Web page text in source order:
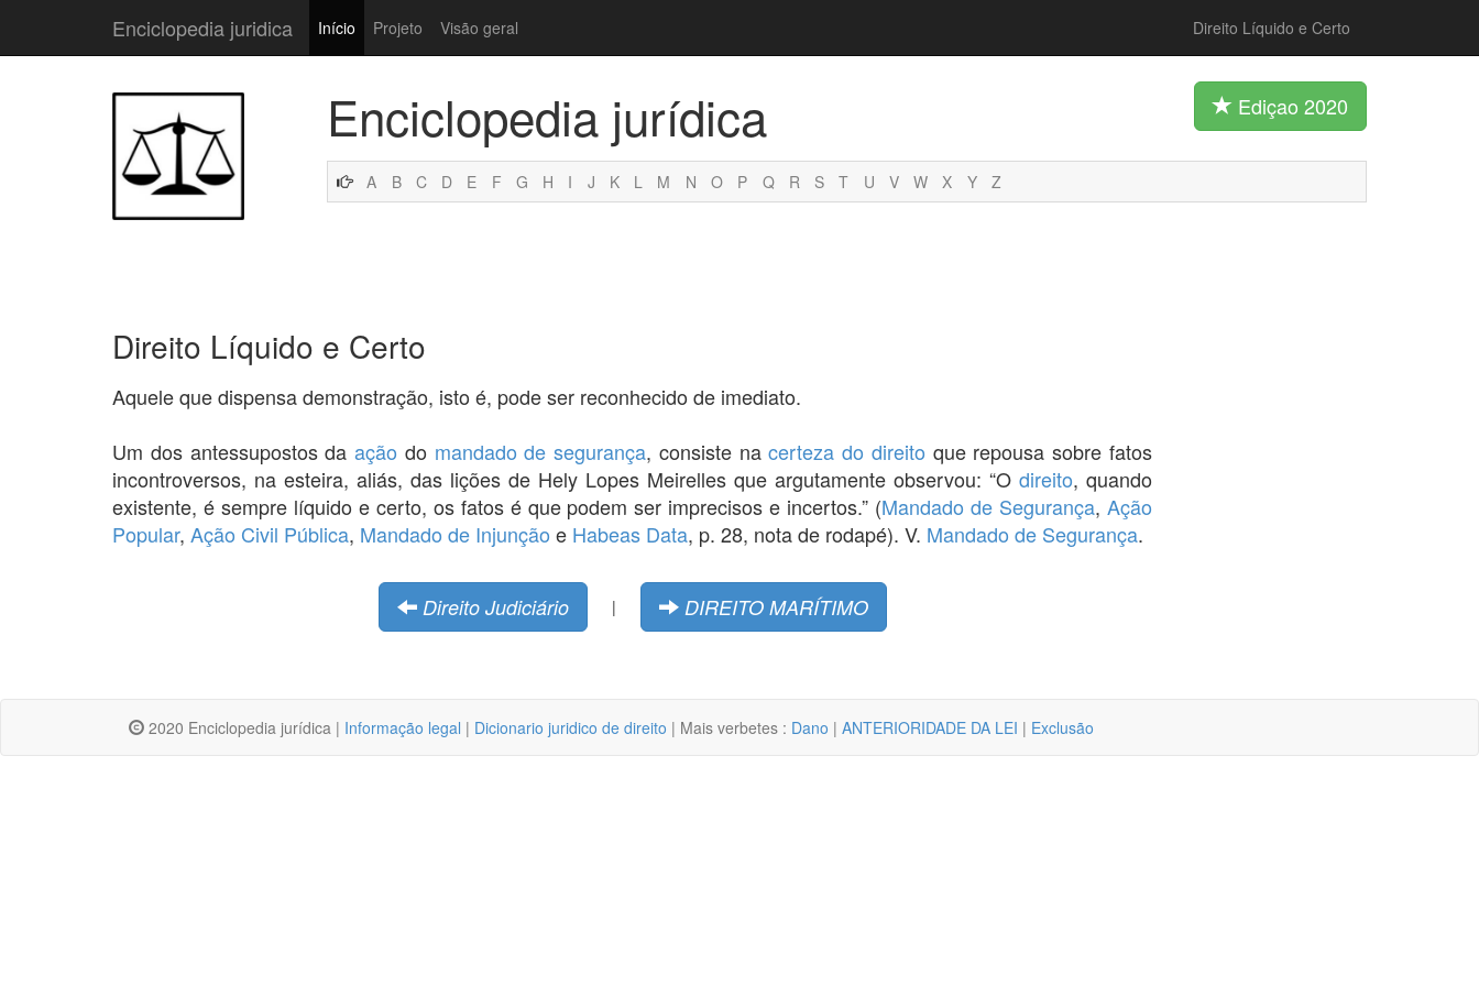
Enciclopedia juridica Início Projeto Visão geral Direito Líquido e Certo
Enciclopedia jurídica Ediçao 2020
A B C D E F G H I J K L M N O P Q R S T U V W X Y Z
Direito Líquido e Certo
Aquele que dispensa demonstração, isto é, pode ser reconhecido de imediato.
Um dos antessupostos daação do mandado de segurança, consiste nacerteza do direito que repousa sobre fatos
incontroversos, na esteira, aliás, das lições de Hely Lopes Meirelles que argutamente observou: “O direito, quando
existente, é sempre líquido e certo, os fatos é que podem ser imprecisos e incertos.” (Mandado de Segurança,Ação
Popular, Ação Civil Pública, Mandado de Injunção e Habeas Data, p. 28, nota de rodapé). V. Mandado de Segurança.
Direito Judiciário | DIREITO MARÍTIMO
2020 Enciclopedia jurídica | Informação legal | Dicionario juridico de direito | Mais verbetes : Dano | ANTERIORIDADE DA LEI | Exclusão